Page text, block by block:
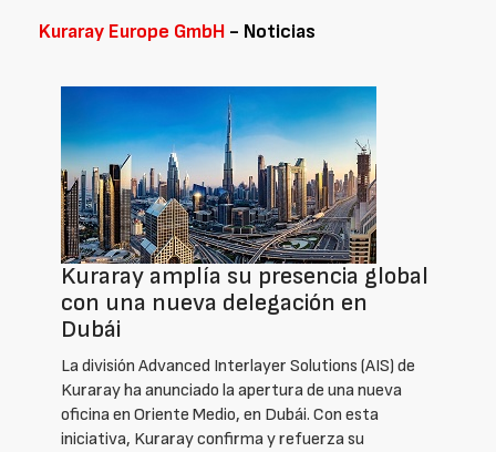
Kuraray Europe GmbH - Noticias
Kuraray amplía su presencia global
con una nueva delegación en
Dubái
La división Advanced Interlayer Solutions (AIS) de
Kuraray ha anunciado la apertura de una nueva
oficina en Oriente Medio, en Dubái. Con esta
iniciativa, Kuraray confirma y refuerza su